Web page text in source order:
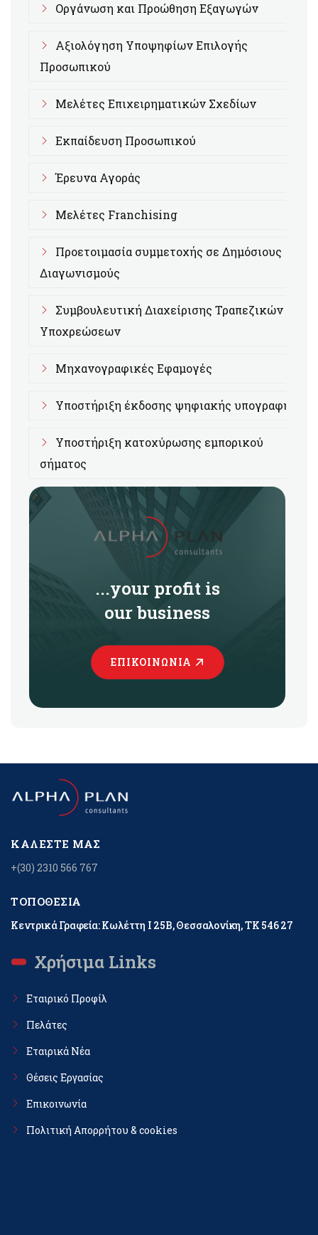
Οργάνωση και Προώθηση Εξαγωγών
Αξιολόγηση Υποψηφίων Επιλογής
Προσωπικού
Μελέτες Επιχειρηματικών Σχεδίων
Εκπαίδευση Προσωπικού
Έρευνα Αγοράς
Μελέτες Franchising
Προετοιμασία συμμετοχής σε Δημόσιους
Διαγωνισμούς
Συμβουλευτική Διαχείρισης Τραπεζικών
Υποχρεώσεων
Μηχανογραφικές Εφαμογές
Υποστήριξη έκδοσης ψηφιακής υπογραφής
Υποστήριξη κατοχύρωσης εμπορικού
σήματος
...your profit is
our business
ΕΠΙΚΟΙΝΩΝΊΑ
ΚΑΛΈΣΤΕ ΜΑΣ
+(30) 2310 566 767
ΤΟΠΟΘΕΣΊΑ
Κεντρικά Γραφεία: Κωλέττη Ι 25Β, Θεσσαλονίκη, ΤΚ 546 27
Χρήσιμα Links
Εταιρικό Προφίλ
Πελάτες
Εταιρικά Νέα
Θέσεις Εργασίας
Επικοινωνία
Πολιτική Απορρήτου & cookies